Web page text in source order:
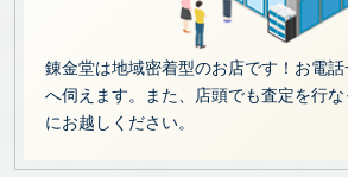
錬金堂は地域密着型のお店です！お電
へ伺えます。また、店頭でも査定を行
にお越しください。